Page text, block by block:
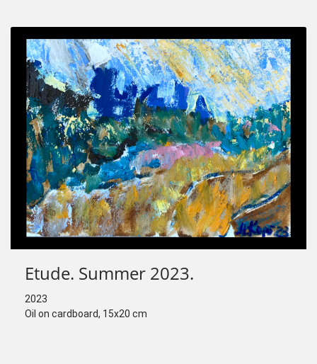
Etude. Summer 2023.
2023
Oil on cardboard, 15х20 cm